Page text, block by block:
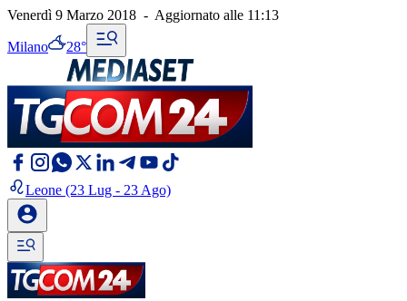
Venerdì 9 Marzo 2018 - Aggiornato alle 11:13
Milano 28°
Leone (23 Lug - 23 Ago)